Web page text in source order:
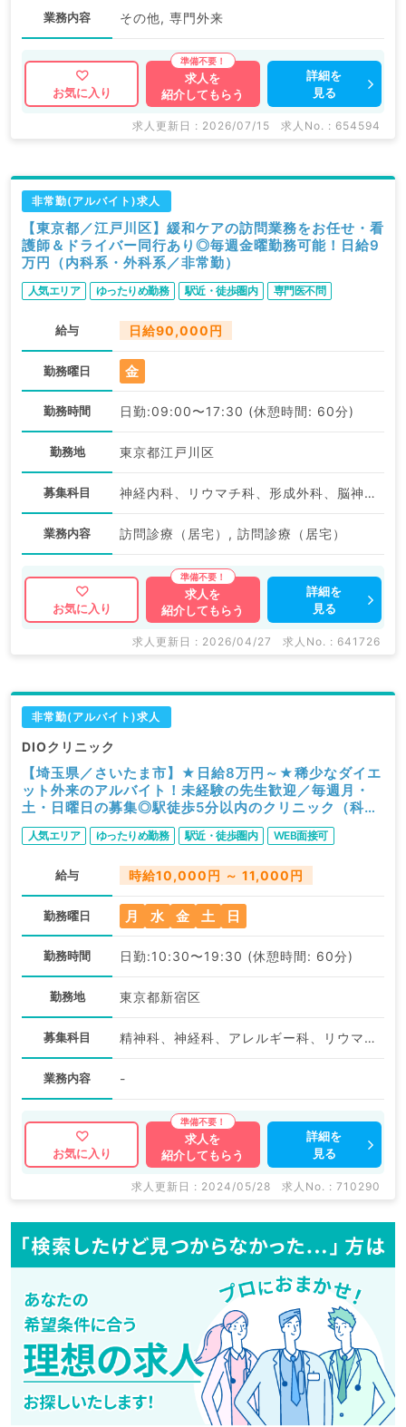
業務内容 その他, 専門外来
お気に入り
求人を
紹介してもらう
詳細を
見る
求人更新日 : 2026/07/15 求人No. : 654594
非常勤(アルバイト)求人
【東京都／江戸川区】緩和ケアの訪問業務をお任せ・看
護師＆ドライバー同行あり◎毎週金曜勤務可能！日給9
万円（内科系・外科系／非常勤）
人気エリア ゆったりめ勤務 駅近・徒歩圏内 専門医不問
給与 日給90,000円
勤務曜日 金
勤務時間 日勤:09:00〜17:30 (休憩時間: 60分)
勤務地 東京都江戸川区
募集科目 神経内科、リウマチ科、形成外科、脳神経外科、呼吸器外科、心臓血管外科、泌尿器科、麻酔科、ペインクリニック、緩和ケア科、一般内科、循環器内科、呼吸器内科、消化器内科、内分泌・代謝内科、腎臓内科、老年内科、血液内科、外科系全般、一般外科、消化器外科、乳腺外科、総合診療科、基礎医学系、科目不問
業務内容 訪問診療（居宅）, 訪問診療（居宅）
お気に入り
求人を
紹介してもらう
詳細を
見る
求人更新日 : 2026/04/27 求人No. : 641726
非常勤(アルバイト)求人
DIOクリニック
【埼玉県／さいたま市】★日給8万円～★稀少なダイエ
ット外来のアルバイト！未経験の先生歓迎／毎週月・
土・日曜日の募集◎駅徒歩5分以内のクリニック（科目
不問／非常勤）
人気エリア ゆったりめ勤務 駅近・徒歩圏内 WEB面接可
給与 時給10,000円 ～ 11,000円
勤務曜日 月 水 金 土 日
勤務時間 日勤:10:30〜19:30 (休憩時間: 60分)
勤務地 東京都新宿区
募集科目 精神科、神経科、アレルギー科、リウマチ科、小児科、皮膚科、産婦人科、産科、婦人科、眼科、耳鼻咽喉科、気管食道科、放射線科、リハビリテーション科、麻酔科、ペインクリニック、人工透析科、緩和ケア科、一般内科、外科系全般、一般外科、総合診療科、美容皮膚科、健診・人間ドック、救急科・ＩＣＵ、病理科、基礎医学系、その他、産業医、科目不問
業務内容 -
お気に入り
求人を
紹介してもらう
詳細を
見る
求人更新日 : 2024/05/28 求人No. : 710290